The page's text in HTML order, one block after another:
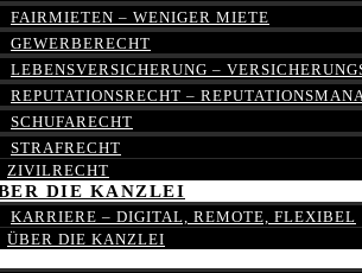
FAIRMIETEN – WENIGER MIETE
GEWERBERECHT
LEBENSVERSICHERUNG –
REPUTATIONSRECHT –
SCHUFARECHT
STRAFRECHT
ZIVILRECHT
DIE KANZLEI
KARRIERE – DIGITAL, REMOTE, FLEXIBEL
ÜBER DIE KANZLEI